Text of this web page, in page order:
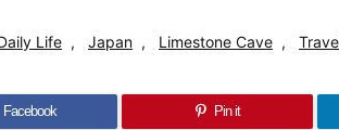
Life , Japan , Limestone Cave ,
Facebook Pin it